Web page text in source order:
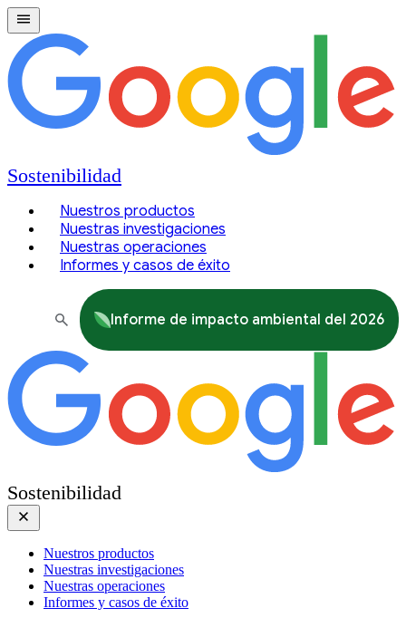
Sostenibilidad
Nuestros productos
Nuestras investigaciones
Nuestras operaciones
Informes y casos de éxito
Informe de impacto ambiental del 2026
Sostenibilidad
Nuestros productos
Nuestras investigaciones
Nuestras operaciones
Informes y casos de éxito